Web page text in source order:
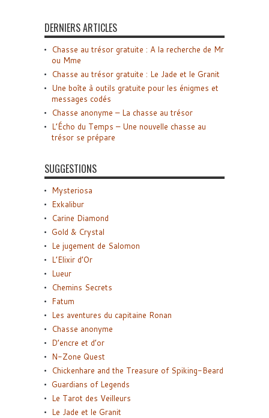
DERNIERS ARTICLES
Chasse au trésor gratuite : A la recherche de Mr
ou Mme
Chasse au trésor gratuite : Le Jade et le Granit
Une boîte à outils gratuite pour les énigmes et
messages codés
Chasse anonyme – La chasse au trésor
L’Écho du Temps – Une nouvelle chasse au
trésor se prépare
SUGGESTIONS
Mysteriosa
Exkalibur
Carine Diamond
Gold & Crystal
Le jugement de Salomon
L’Elixir d’Or
Lueur
Chemins Secrets
Fatum
Les aventures du capitaine Ronan
Chasse anonyme
D’encre et d’or
N-Zone Quest
Chickenhare and the Treasure of Spiking-Beard
Guardians of Legends
Le Tarot des Veilleurs
Le Jade et le Granit